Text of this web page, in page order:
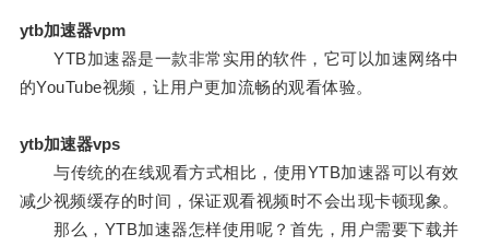
ytb加速器vpm
YTB加速器是一款非常实用的软件，它可以加速网络中
的YouTube视频，让用户更加流畅的观看体验。
ytb加速器vps
与传统的在线观看方式相比，使用YTB加速器可以有效
减少视频缓存的时间，保证观看视频时不会出现卡顿现象。
那么，YTB加速器怎样使用呢？首先，用户需要下载并